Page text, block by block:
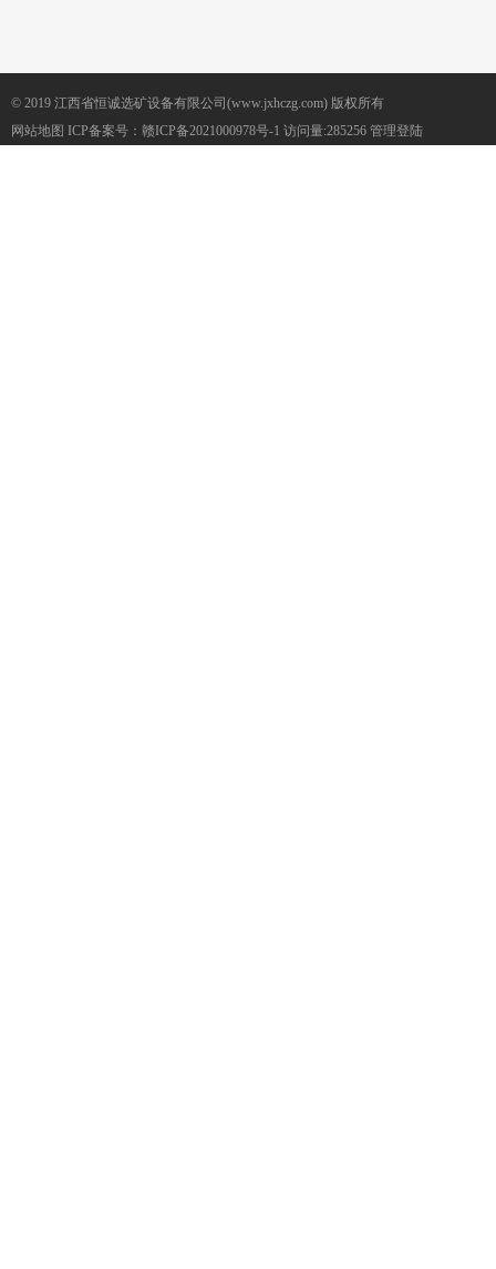
© 2019 江西省恒诚选矿设备有限公司(www.jxhczg.com) 版权所有
网站地图 ICP备案号： 赣ICP备2021000978号-1 访问量:285256 管理登陆